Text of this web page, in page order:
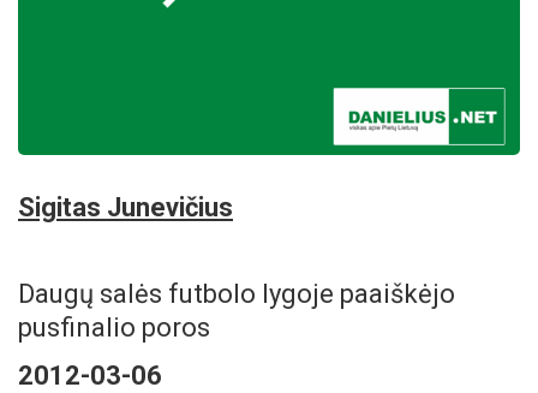
Sigitas Junevičius
Daugų salės futbolo lygoje paaiškėjo
pusfinalio poros
2012-03-06